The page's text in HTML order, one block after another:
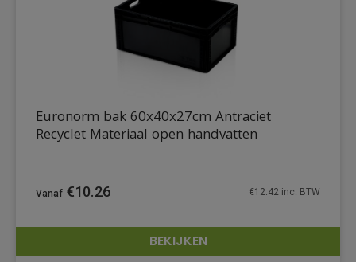
DETAILS
Euronorm bak 60x40x27cm Antraciet
Recyclet Materiaal open handvatten
€10.26 €12.42 inc. BTW
BEKIJKEN